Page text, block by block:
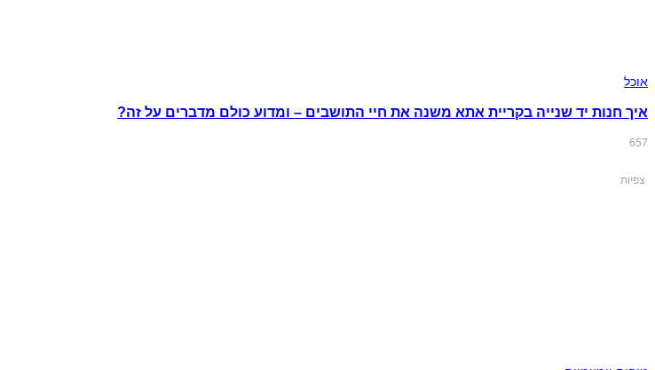
אוכל
איך חנות יד שנייה בקריית אתא משנה את חיי התושבים – ומדוע כולם מדברים על זה?
657
צפיות